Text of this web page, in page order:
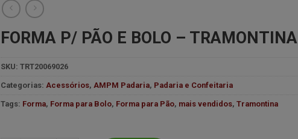
FORMA P/ PÃO E BOLO – TRAMONTINA
SKU: TRT20069026
Categorias: Acessórios, AMPM Padaria, Padaria e Confeitaria
Tags: Forma, Forma para Bolo, Forma para Pão, mais vendidos, Tramontina